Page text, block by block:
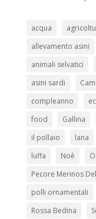
acqua
allevamento asini
animali selvatici
asini sardi
compleanno
food
Gallina
il pollaio
lana
luffa
Noè
Pecore Merinos
polli ornamentali
Rossa Bedina